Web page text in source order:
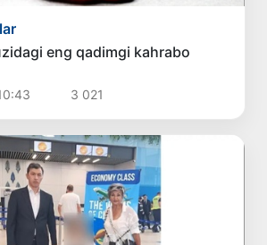
eng qadimgi kahrabo
3 021